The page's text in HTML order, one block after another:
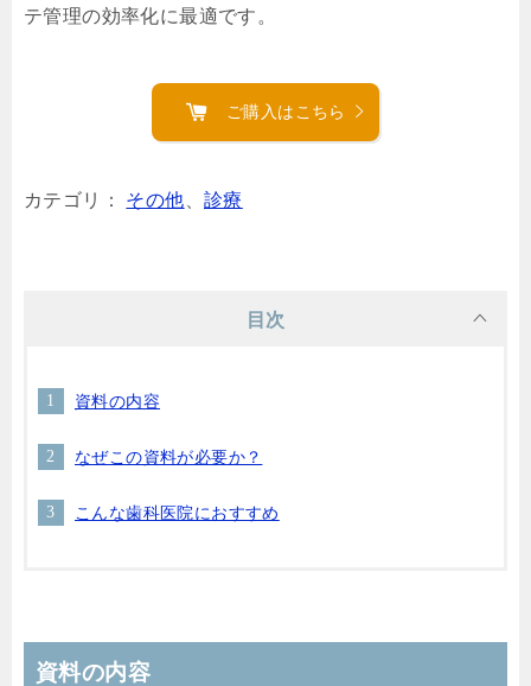
テ管理の効率化に最適です。
ご購入はこちら
カテゴリ： その他 、診療
目次
資料の内容
なぜこの資料が必要か？
こんな歯科医院におすすめ
資料の内容